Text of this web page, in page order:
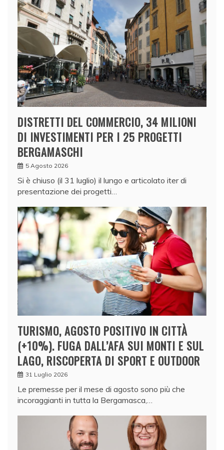
DISTRETTI DEL COMMERCIO, 34 MILIONI
DI INVESTIMENTI PER I 25 PROGETTI
BERGAMASCHI
5 Agosto 2026
Si è chiuso (il 31 luglio) il lungo e articolato iter di
presentazione dei progetti…
TURISMO, AGOSTO POSITIVO IN CITTÀ
(+10%). FUGA DALL’AFA SUI MONTI E SUL
LAGO, RISCOPERTA DI SPORT E OUTDOOR
31 Luglio 2026
Le premesse per il mese di agosto sono più che
incoraggianti in tutta la Bergamasca,…